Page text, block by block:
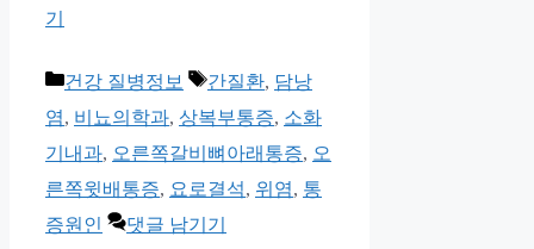
기
카
테
고
리
건강 질병정보
태
그
간질환, 담낭
염, 비뇨의학과, 상복부통증, 소화
기내과, 오른쪽갈비뼈아래통증, 오
른쪽윗배통증, 요로결석, 위염, 통
증원인
댓글 남기기